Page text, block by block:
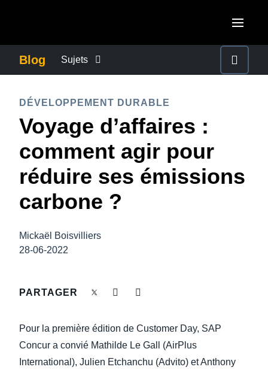
Canada (Français)
México (Español)
Brasil (Português)
United Kingdom (English)
France (Français)
Deutschland (Deutsch)
Italia (Italiano)
Finland (English)
España (Español)
Norway (English)
ASIA PACIFIC
Australia (English)
India (English)
日本（日本語)
Blog Sujets
CONTINUITÉ DES AFFAIRES
CONTRÔLE DES COÛTS DE L’ENTREPRISE
CROISSANCE ET OPTIMISATION
DÉVELOPPEMENT DURABLE
FRAUDE ET CONFORMITÉ
DÉVELOPPEMENT DURABLE
Voyage d’affaires :
comment agir pour
réduire ses émissions
carbone ?
Mickaël Boisvilliers
28-06-2022
PARTAGER
Pour la première édition de Customer Day, SAP
Concur a convié Mathilde Le Gall (AirPlus
International), Julien Etchanchu (Advito) et Anthony